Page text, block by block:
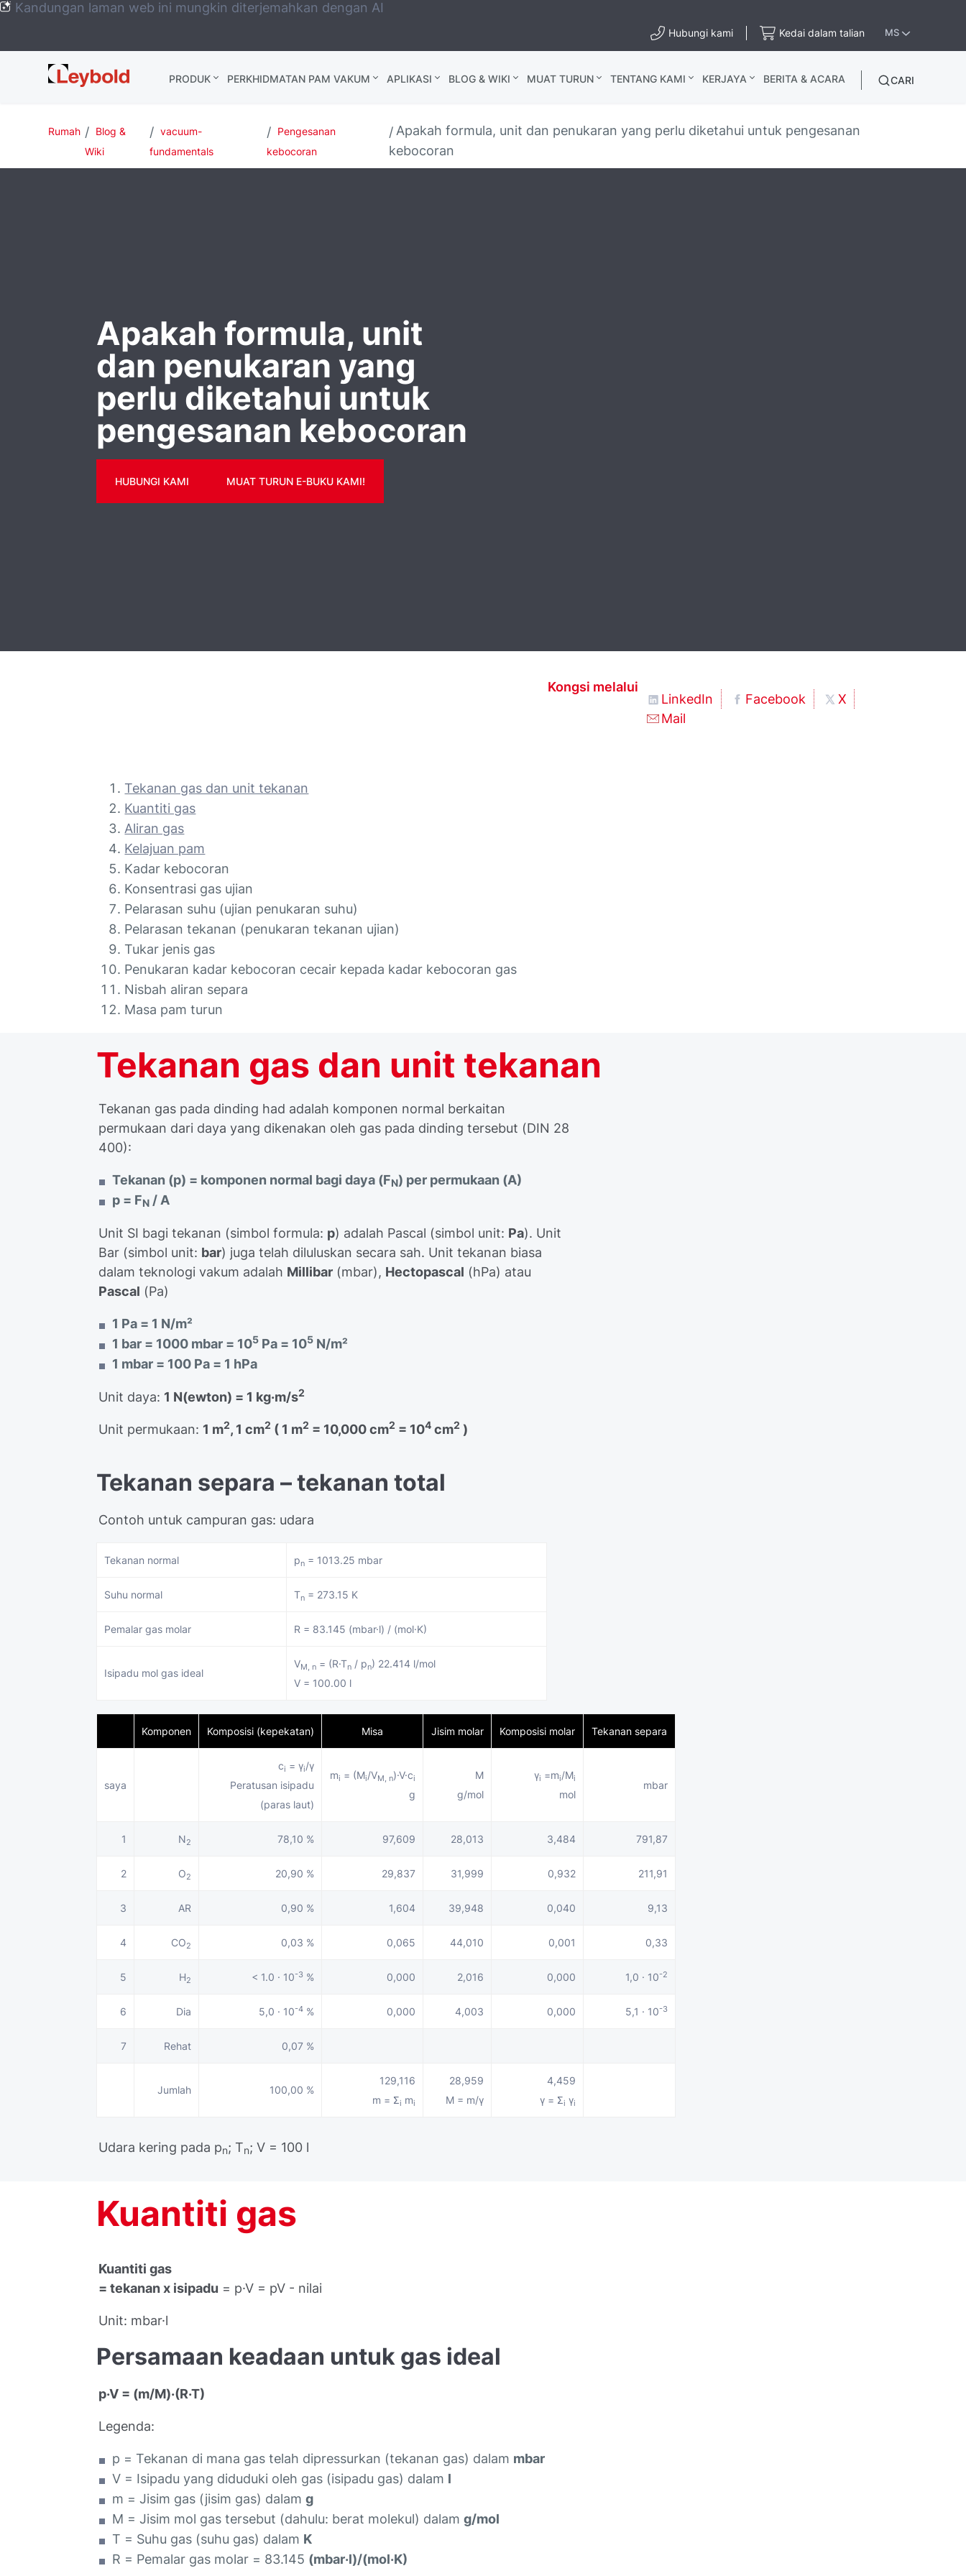
Kandungan laman web ini mungkin diterjemahkan dengan AI
Hubungi kami Kedai dalam talian MS
Leybold
Global
PRODUK PERKHIDMATAN PAM VAKUM APLIKASI BLOG & WIKI MUAT TURUN TENTANG KAMI KERJAYA BERITA & ACARA CARI
Rumah
Blog &
Wiki
vacuum-
fundamentals
Pengesanan
kebocoran
Apakah formula, unit dan penukaran yang perlu diketahui untuk pengesanan
kebocoran
Apakah formula, unit
dan penukaran yang
perlu diketahui untuk
pengesanan kebocoran
HUBUNGI KAMI MUAT TURUN E-BUKU KAMI!
Kongsi melalui
LinkedIn
Facebook
X
Mail
Tekanan gas dan unit tekanan
Kuantiti gas
Aliran gas
Kelajuan pam
Kadar kebocoran
Konsentrasi gas ujian
Pelarasan suhu (ujian penukaran suhu)
Pelarasan tekanan (penukaran tekanan ujian)
Tukar jenis gas
Penukaran kadar kebocoran cecair kepada kadar kebocoran gas
Nisbah aliran separa
Masa pam turun
Tekanan gas dan unit tekanan
Tekanan gas pada dinding had adalah komponen normal berkaitan
permukaan dari daya yang dikenakan oleh gas pada dinding tersebut (DIN 28
400):
Tekanan (p) = komponen normal bagi daya (FN) per permukaan (A)
p = FN / A
Unit SI bagi tekanan (simbol formula: p) adalah Pascal (simbol unit: Pa). Unit
Bar (simbol unit: bar) juga telah diluluskan secara sah. Unit tekanan biasa
dalam teknologi vakum adalah Millibar (mbar), Hectopascal (hPa) atau
Pascal (Pa)
1 Pa = 1 N/m²
1 bar = 1000 mbar = 105 Pa = 105 N/m²
1 mbar = 100 Pa = 1 hPa
Unit daya: 1 N(ewton) = 1 kg·m/s2
Unit permukaan: 1 m2, 1 cm2 ( 1 m2 = 10,000 cm2 = 104 cm2 )
Tekanan separa – tekanan total
Contoh untuk campuran gas: udara
Tekanan normal pn = 1013.25 mbar
Suhu normal Tn = 273.15 K
Pemalar gas molar R = 83.145 (mbar·l) / (mol·K)
Isipadu mol gas ideal
VM, n = (R·Tn / pn) 22.414 l/mol
V = 100.00 l
Komponen Komposisi (kepekatan) Misa Jisim molar Komposisi molar Tekanan separa
saya
ci = γi/γ
Peratusan isipadu
(paras laut)
mi = (Mi/VM, n)·V·ci
g
M
g/mol
γi =mi/Mi
mol
mbar
1 N2 78,10 % 97,609 28,013 3,484 791,87
2 O2 20,90 % 29,837 31,999 0,932 211,91
3 AR 0,90 % 1,604 39,948 0,040 9,13
4 CO2 0,03 % 0,065 44,010 0,001 0,33
5 H2 < 1.0 · 10-3 % 0,000 2,016 0,000 1,0 · 10-2
6 Dia 5,0 · 10-4 % 0,000 4,003 0,000 5,1 · 10-3
7 Rehat 0,07 %
Jumlah 100,00 %
129,116
m = Σi mi
28,959
M = m/γ
4,459
γ = Σi γi
Udara kering pada pn; Tn; V = 100 l
Kuantiti gas
Kuantiti gas
= tekanan x isipadu = p·V = pV - nilai
Unit: mbar·l
Persamaan keadaan untuk gas ideal
p·V = (m/M)·(R·T)
Legenda:
p = Tekanan di mana gas telah dipressurkan (tekanan gas) dalam mbar
V = Isipadu yang diduduki oleh gas (isipadu gas) dalam l
m = Jisim gas (jisim gas) dalamg
M = Jisim mol gas tersebut (dahulu: berat molekul) dalamg/mol
T = Suhu gas (suhu gas) dalam K
R = Pemalar gas molar = 83.145 (mbar·l)/(mol·K)